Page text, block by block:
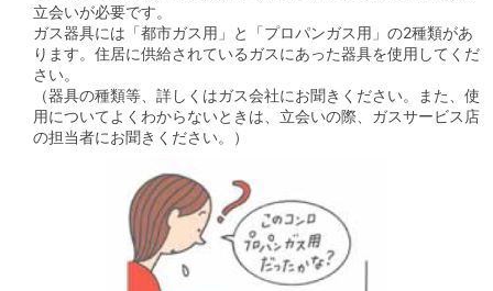
立会いが必要です。
ガス器具には「都市ガス用」と「プロパンガス用」の2種類があ
ります。住居に供給されているガスにあった器具を使用してくだ
さい。
（器具の種類等、詳しくはガス会社にお聞きください。また、使
用についてよくわからないときは、立会いの際、ガスサービス店
の担当者にお聞きください。）